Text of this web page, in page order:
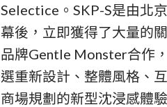
Selectice。SKP-S是由北
幕後，立即獲得了大量的
品牌Gentle Monster合作
選重新設計、整體風格、
商場規劃的新型沈浸感體驗